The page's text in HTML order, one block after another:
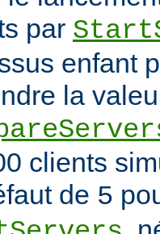
par
enfant
la
clients
de 5